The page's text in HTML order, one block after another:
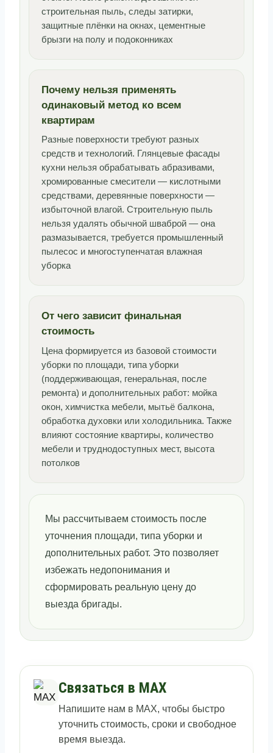
строительная пыль, следы затирки,
защитные плёнки на окнах, цементные
брызги на полу и подоконниках
Почему нельзя применять
одинаковый метод ко всем
квартирам
Разные поверхности требуют разных
средств и технологий. Глянцевые фасады
кухни нельзя обрабатывать абразивами,
хромированные смесители — кислотными
средствами, деревянные поверхности —
избыточной влагой. Строительную пыль
нельзя удалять обычной шваброй — она
размазывается, требуется промышленный
пылесос и многоступенчатая влажная
уборка
От чего зависит финальная
стоимость
Цена формируется из базовой стоимости
уборки по площади, типа уборки
(поддерживающая, генеральная, после
ремонта) и дополнительных работ: мойка
окон, химчистка мебели, мытьё балкона,
обработка духовки или холодильника. Также
влияют состояние квартиры, количество
мебели и труднодоступных мест, высота
потолков
Мы рассчитываем стоимость после
уточнения площади, типа уборки и
дополнительных работ. Это позволяет
избежать недопонимания и
сформировать реальную цену до
выезда бригады.
Связаться в MAX
Напишите нам в MAX, чтобы быстро
уточнить стоимость, сроки и свободное
время выезда.